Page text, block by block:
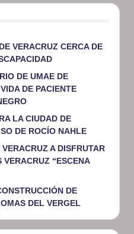
VERACRUZ CERCA DE
DE UMAE DE
DE PACIENTE
LA CIUDAD DE
DE ROCÍO NAHLE
A DISFRUTAR
VERACRUZ “ESCENA
DE
DEL VERGEL